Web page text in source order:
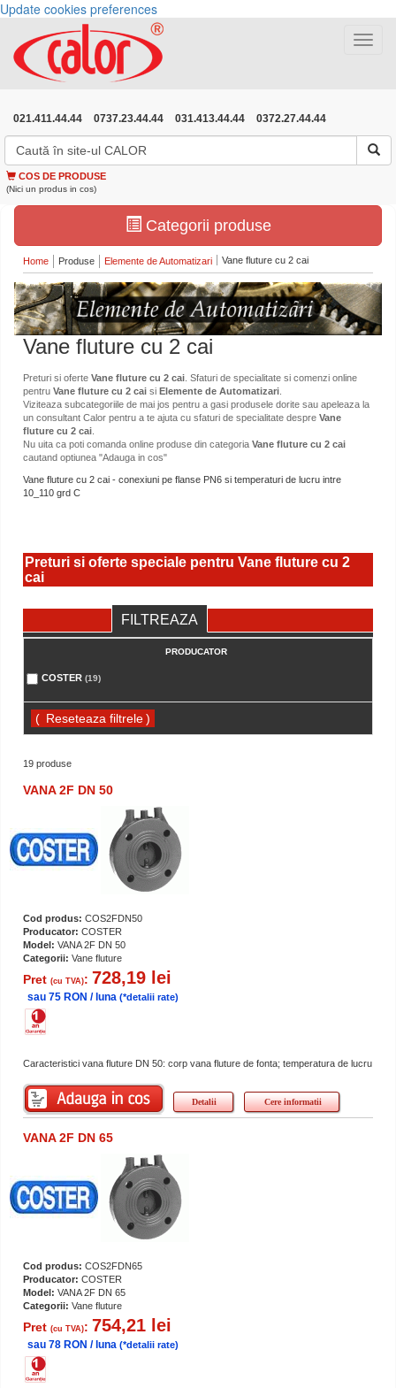
Update cookies preferences
Toggle
021.411.44.44 0737.23.44.44 031.413.44.44 0372.27.44.44
COS DE PRODUSE
(Nici un produs in cos)
Categorii produse
Home Produse Elemente de Automatizari Vane fluture cu 2 cai
Vane fluture cu 2 cai
Preturi si oferte Vane fluture cu 2 cai . Sfaturi de specialitate si comenzi online
pentru Vane fluture cu 2 cai si Elemente de Automatizari
Viziteaza subcategoriile de mai jos pentru a gasi produsele dorite sau apeleaza la
un consultant Calor pentru a te ajuta cu sfaturi de specialitate despre Vane
fluture cu 2 cai
Nu uita ca poti comanda online produse din categoria Vane fluture cu 2 cai
cautand optiunea "Adauga in cos"
Vane fluture cu 2 cai - conexiuni pe flanse PN6 si temperaturi de lucru intre
10_110 grd C
Preturi si oferte speciale pentru Vane fluture cu 2
cai
FILTREAZA
PRODUCATOR
COSTER (19)
( )
19 produse
VANA 2F DN 50
Cod produs: COS2FDN50
Producator: COSTER
Model: VANA 2F DN 50
Categorii: Vane fluture
Pret (cu TVA): 728,19 lei
sau 75 RON / luna (*detalii rate)
Caracteristici vana fluture DN 50: corp vana fluture de fonta; temperatura de lucru
Detalii Cere informatii
VANA 2F DN 65
Cod produs: COS2FDN65
Producator: COSTER
Model: VANA 2F DN 65
Categorii: Vane fluture
Pret (cu TVA): 754,21 lei
sau 78 RON / luna (*detalii rate)